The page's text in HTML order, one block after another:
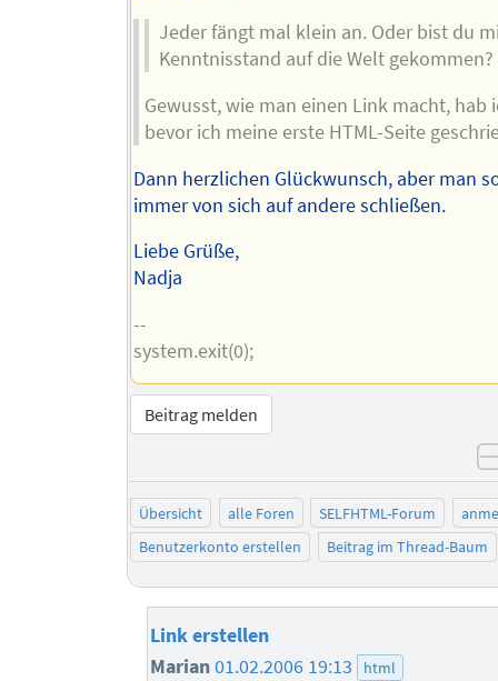
Jeder fängt mal klein an. Oder bist du
Kenntnisstand auf die Welt gekommen?
Gewusst, wie man einen Link macht, hab
bevor ich meine erste HTML-Seite
Dann herzlichen Glückwunsch, aber man
immer von sich auf andere schließen.
Liebe Grüße,
Nadja
--
system.exit(0);
Beitrag melden
Übersicht alle Foren SELFHTML-Forum
Benutzerkonto erstellen
Beitrag im Thread-Baum
Link erstellen
Marian01.02.2006 19:13 html